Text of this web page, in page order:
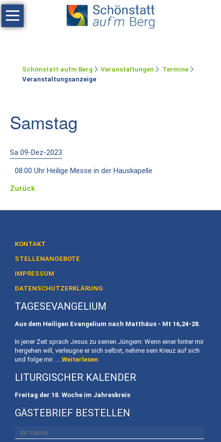
Navigation
überspringen
Erholen
Räumlichkeiten
Zimmer
Ferienwohnung
Umgebung
Schönstatt-
Preise
/
Veranstaltungen
Termine
Gottesdienste
Initiativen
willkommen
Schönstatt aufm Berg Veranstaltungen
Termine
Veranstaltungsanzeige
Samstag
Sa 09-Dez-2023
08:00 Uhr Heilige Messe in der Hauskapelle
Zurück
KONTAKT
STELLENANGEBOTE
IMPRESSUM
DATENSCHUTZERKLÄRUNG
TAGESEVANGELIUM
Aus dem Heiligen Evangelium nach Matthäus - Mt 16,24-28.
In jener Zeit sprach Jesus zu seinen Jüngern: Wenn einer hinter mir
hergehen will, verleugne er sich selbst, nehme sein Kreuz auf sich
und folge mir ..... Weiterlesen
LITURGISCHER KALENDER
Freitag der 18. Woche im Jahreskreis
GÄSTEBRIEF BESTELLEN